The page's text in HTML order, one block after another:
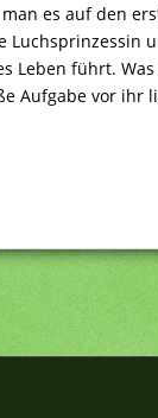
es auf den
Luchsprinzessin
Leben führt.
Aufgabe vor ihr